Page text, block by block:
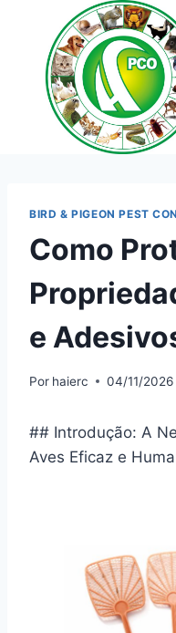
contenido
BIRD & PIGEON PEST
Como
e
Por haierc 04/11/2026
## Introdução: A
Aves Eficaz e